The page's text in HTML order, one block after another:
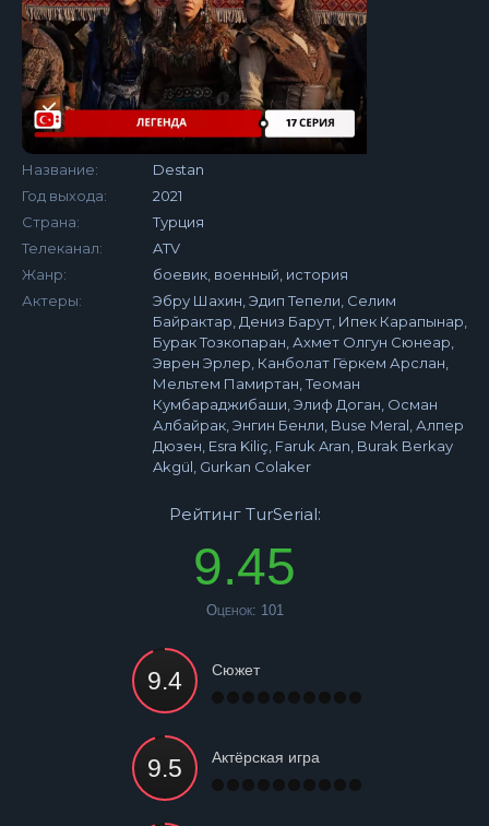
Название:
Destan
Год выхода:
2021
Страна:
Турция
Телеканал:
ATV
Жанр:
боевик, военный, история
Актеры:
Эбру Шахин, Эдип Тепели, Селим
Байрактар, Дениз Барут, Ипек Карапынар,
Бурак Тозкопаран, Ахмет Олгун Сюнеар,
Эврен Эрлер, Канболат Гёркем Арслан,
Мельтем Памиртан, Теоман
Кумбараджибаши, Элиф Доган, Осман
Албайрак, Энгин Бенли, Buse Meral, Алпер
Дюзен, Esra Kiliç, Faruk Aran, Burak Berkay
Akgül, Gurkan Colaker
Рейтинг TurSerial:
9.45
Оценок: 101
Сюжет
Актёрская игра